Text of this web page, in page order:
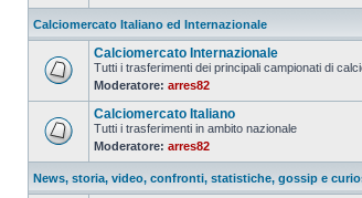
Calciomercato Italiano ed Internazionale
Calciomercato Internazionale
Tutti i trasferimenti dei principali campionati di
Moderatore: arres82
Calciomercato Italiano
Tutti i trasferimenti in ambito nazionale
Moderatore: arres82
News, storia, video, confronti, statistiche, gossip e